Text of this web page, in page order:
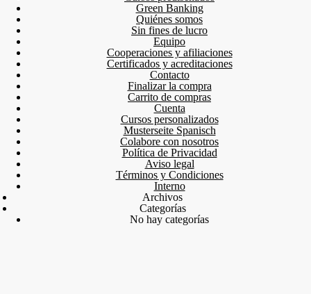
Green Banking
Quiénes somos
Sin fines de lucro
Equipo
Cooperaciones y afiliaciones
Certificados y acreditaciones
Contacto
Finalizar la compra
Carrito de compras
Cuenta
Cursos personalizados
Musterseite Spanisch
Colabore con nosotros
Política de Privacidad
Aviso legal
Términos y Condiciones
Interno
Archivos
Categorías
No hay categorías